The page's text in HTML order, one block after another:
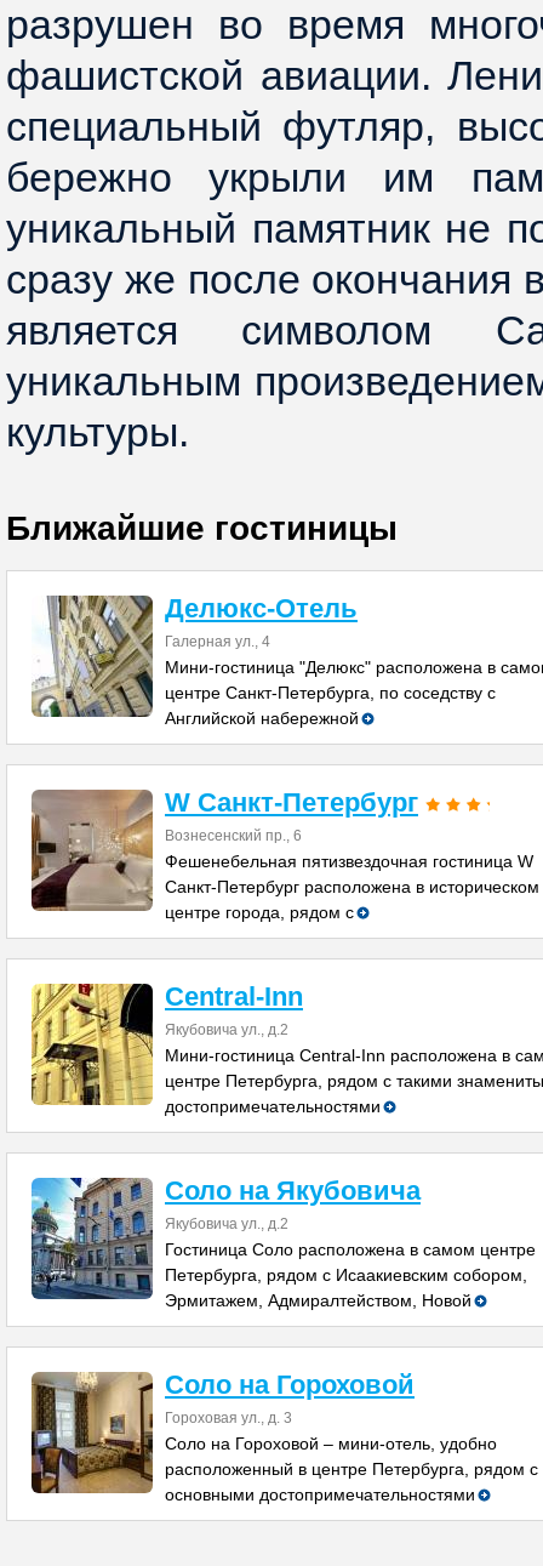
разрушен во время
фашистской авиации.
специальный футляр,
бережно укрыли им
уникальный памятник не
сразу же после окончания
является символом
уникальным
культуры.
Ближайшие гостиницы
Делюкс-Отель
Галерная ул., 4
Мини-гостиница "Делюкс" расположена в
центре Санкт-Петербурга, по соседству с
Английской набережной
W Санкт-Петербург
Вознесенский пр., 6
Фешенебельная пятизвездочная гостиница W
Санкт-Петербург расположена в историческом
центре города, рядом с
Central-Inn
Якубовича ул., д.2
Мини-гостиница Central-Inn расположена в
центре Петербурга, рядом с такими
достопримечательностями
Соло на Якубовича
Якубовича ул., д.2
Гостиница Соло расположена в самом центре
Петербурга, рядом с Исаакиевским собором,
Эрмитажем, Адмиралтейством, Новой
Соло на Гороховой
Гороховая ул., д. 3
Соло на Гороховой – мини-отель, удобно
расположенный в центре Петербурга, рядом с
основными достопримечательностями